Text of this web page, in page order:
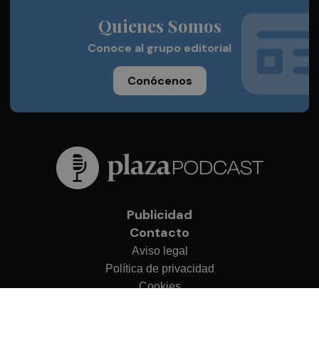
Quienes Somos
Conoce al grupo editorial
Conócenos
Publicidad
Contacto
Aviso legal
Política de privacidad
Cookies